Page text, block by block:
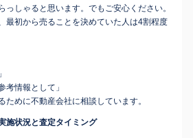
っしゃると思います。でもご安心ください。
最初から売ることを決めていた人は4割程度
考情報として」
ために不動産会社に相談しています。
施状況と査定タイミング